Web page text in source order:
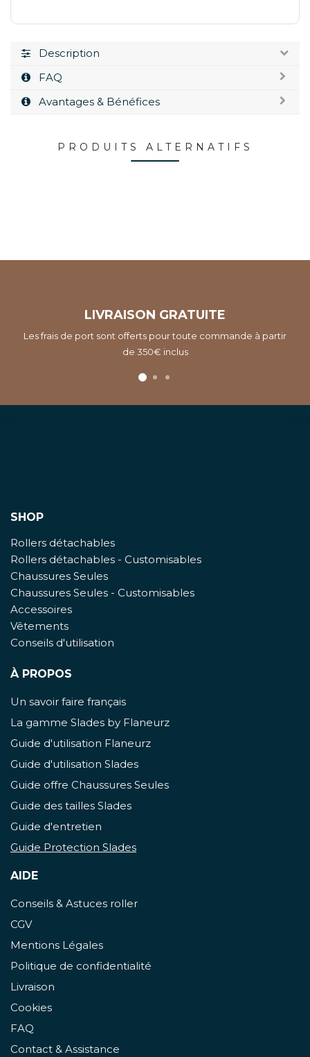
Description
FAQ
Avantages & Bénéfices
PRODUITS ALTERNATIFS
LIVRAISON GRATUITE
Les frais de port sont offerts pour toute commande à partir
de 350€ inclus
SHOP
Rollers détachables
Rollers détachables - Customisables
Chaussures Seules
Chaussures Seules - Customisables
Accessoires
Vêtements
Conseils d'utilisation
À PROPOS
Un savoir faire français
La gamme Slades by Flaneurz
Guide d'utilisation Flaneurz
Guide d'utilisation Slades
Guide offre Chaussures Seules
Guide des tailles Slades
Guide d'entretien
Guide Protection Slades
AIDE
Conseils & Astuces roller
CGV
Mentions Légales
Politique de confidentialité
Livraison
Cookies
FAQ
Contact & Assistance